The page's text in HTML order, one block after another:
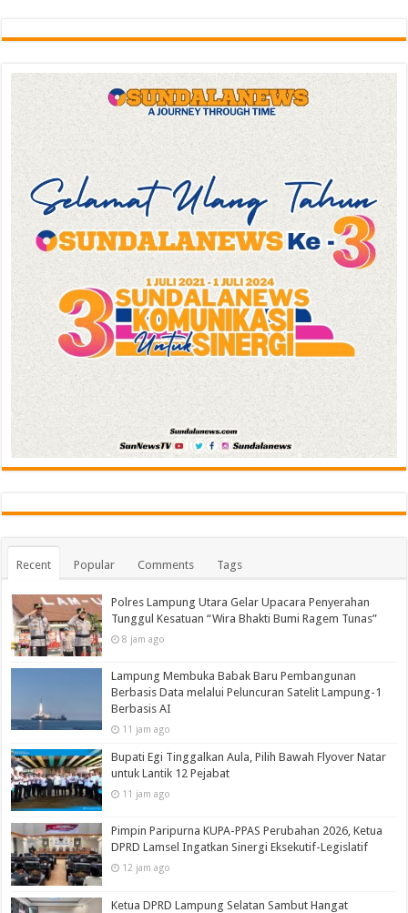
Recent Popular Comments Tags
Polres Lampung Utara Gelar Upacara Penyerahan
Tunggul Kesatuan “Wira Bhakti Bumi Ragem Tunas”
8 jam ago
Lampung Membuka Babak Baru Pembangunan
Berbasis Data melalui Peluncuran Satelit Lampung-1
Berbasis AI
11 jam ago
Bupati Egi Tinggalkan Aula, Pilih Bawah Flyover Natar
untuk Lantik 12 Pejabat
11 jam ago
Pimpin Paripurna KUPA-PPAS Perubahan 2026, Ketua
DPRD Lamsel Ingatkan Sinergi Eksekutif-Legislatif
12 jam ago
Ketua DPRD Lampung Selatan Sambut Hangat